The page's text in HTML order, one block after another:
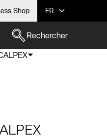
Shop FR
Rechercher